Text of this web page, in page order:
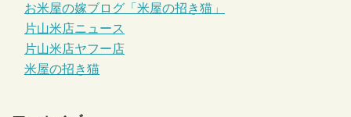
お米屋の嫁ブログ「米屋の招き猫」
片山米店ニュース
片山米店ヤフー店
米屋の招き猫